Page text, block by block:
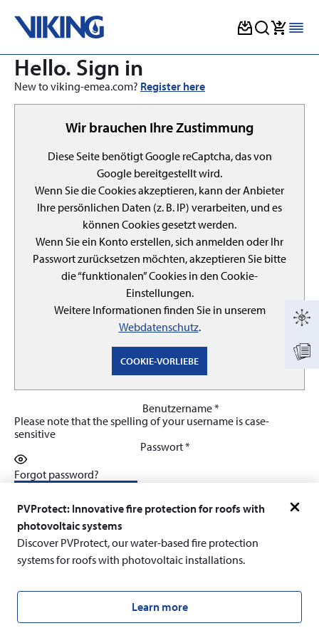
Skip
content
Hello. Sign in
New to viking-emea.com? Register here
Wir brauchen Ihre Zustimmung
Diese Seite benötigt Google reCaptcha, das von
Google bereitgestellt wird.
Wenn Sie die Cookies akzeptieren, kann der Anbieter
Ihre persönlichen Daten (z. B. IP) verarbeiten, und es
können Cookies gesetzt werden.
Wenn Sie ein Konto erstellen, sich anmelden oder Ihr
Passwort zurücksetzen möchten, akzeptieren Sie bitte
die “funktionalen” Cookies in den Cookie-
Einstellungen.
Weitere Informationen finden Sie in unserem
Webdatenschutz.
COOKIE-VORLIEBE
Benutzername*Erforderlich
Please note that the spelling of your username is case-
sensitive
Passwort*Erforderlich
Forgot password?
PVProtect: Innovative fire protection for roofs with
photovoltaic systems
Discover PVProtect, our water-based fire protection
systems for roofs with photovoltaic installations.
Learn more